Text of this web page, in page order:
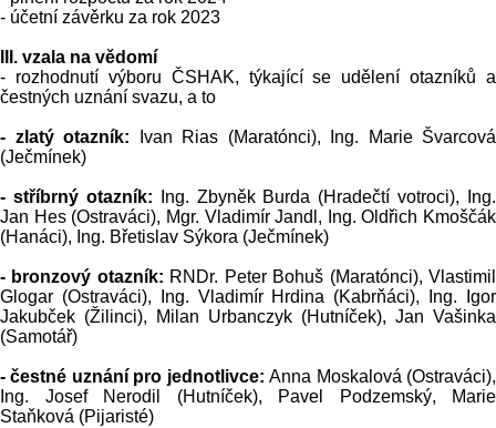
- účetní závěrku za rok 2023
III. vzala na vědomí
- rozhodnutí výboru ČSHAK, týkající se udělení otazníků a
čestných uznání svazu, a to
- zlatý otazník:
Ivan Rias (Maratónci), Ing. Marie Švarcová
(Ječmínek)
- stříbrný otazník:
Ing. Zbyněk Burda (Hradečtí votroci), Ing.
Jan Hes (Ostraváci), Mgr. Vladimír Jandl, Ing. Oldřich Kmoščák
(Hanáci), Ing. Břetislav Sýkora (Ječmínek)
- bronzový otazník: RNDr. Peter Bohuš (Maratónci), Vlastimil
Glogar (Ostraváci), Ing. Vladimír Hrdina (Kabrňáci), Ing. Igor
Jakubček (Žilinci), Milan Urbanczyk (Hutníček), Jan Vašinka
(Samotář)
- čestné uznání pro jednotlivce:Anna Moskalová (Ostraváci),
Ing. Josef Nerodil (Hutníček), Pavel Podzemský, Marie
Staňková (Pijaristé)